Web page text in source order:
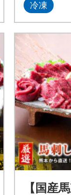
冷凍
【国産